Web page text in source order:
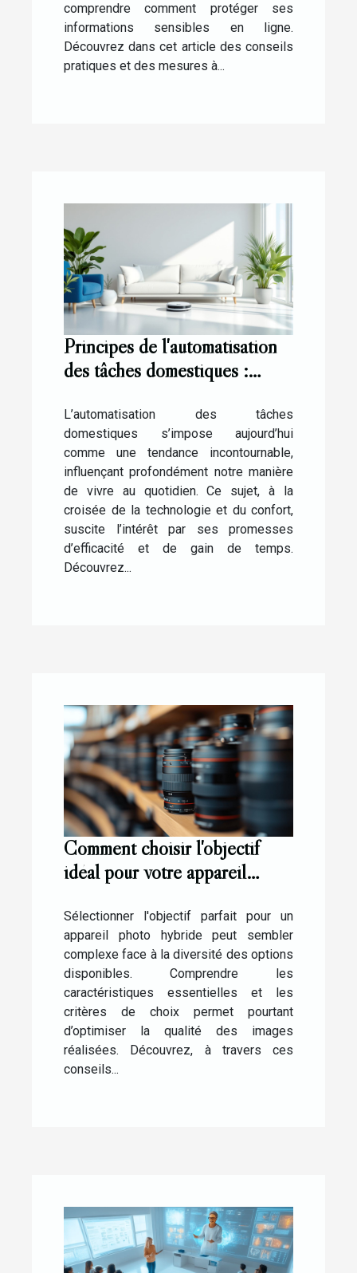
comprendre comment protéger ses
informations sensibles en ligne.
Découvrez dans cet article des conseils
pratiques et des mesures à...
Principes de l'automatisation
des tâches domestiques :
L’automatisation des tâches
domestiques s’impose aujourd’hui
comme une tendance incontournable,
influençant profondément notre manière
de vivre au quotidien. Ce sujet, à la
croisée de la technologie et du confort,
suscite l’intérêt par ses promesses
d’efficacité et de gain de temps.
Découvrez...
Comment choisir l'objectif
idéal pour votre appareil
Sélectionner l'objectif parfait pour un
appareil photo hybride peut sembler
complexe face à la diversité des options
disponibles. Comprendre les
caractéristiques essentielles et les
critères de choix permet pourtant
d’optimiser la qualité des images
réalisées. Découvrez, à travers ces
conseils...